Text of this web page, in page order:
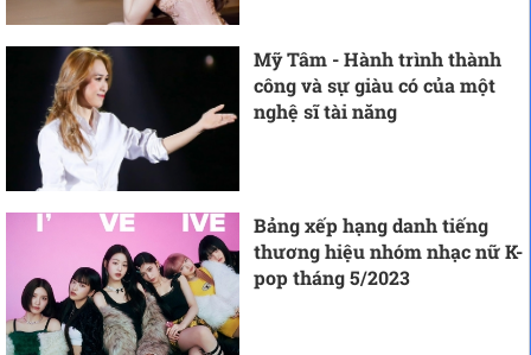
Mỹ Tâm - Hành trình thành
công và sự giàu có của một
nghệ sĩ tài năng
Bảng xếp hạng danh tiếng
thương hiệu nhóm nhạc nữ K-
pop tháng 5/2023